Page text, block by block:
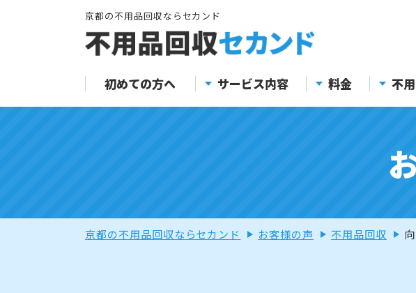
京都の不用品回収ならセカンド
初めての方へ サービス内容 料金 不
京都の不用品回収ならセカンド お客様の声 不用品回収